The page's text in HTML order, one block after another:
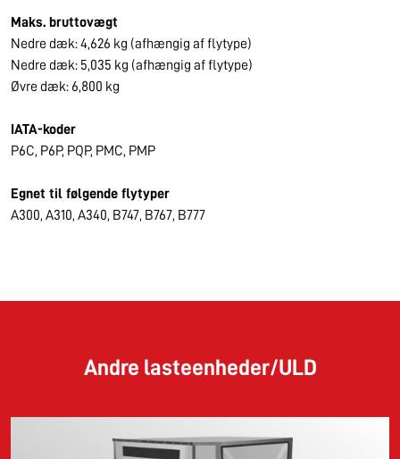
Maks. bruttovægt
Nedre dæk: 4,626 kg (afhængig af flytype)
Nedre dæk: 5,035 kg (afhængig af flytype)
Øvre dæk: 6,800 kg
IATA-koder
P6C, P6P, PQP, PMC, PMP
Egnet til følgende flytyper
A300, A310, A340, B747, B767, B777
Andre lasteenheder/ULD